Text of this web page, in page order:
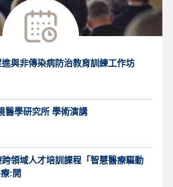
與非傳染病防治教育訓練工作坊
醫學研究所 學術演講
領域人才培訓課程「智慧醫療驅動
:開